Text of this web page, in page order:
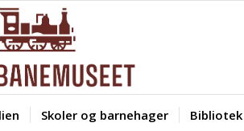
Skoler og barnehager Bibliotek